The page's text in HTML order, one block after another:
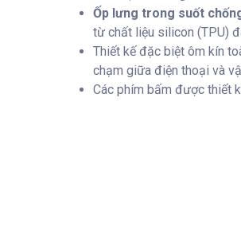
Ốp lưng trong suốt
từ chất liệu silicon (TPU)
Thiết kế đặc biệt ôm kín
chạm giữa điện thoại và
Các phím bấm được thiết